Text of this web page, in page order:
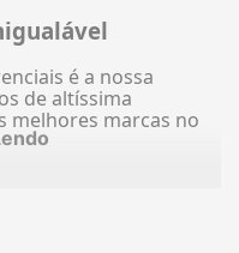
é a nossa
de altíssima
melhores marcas no